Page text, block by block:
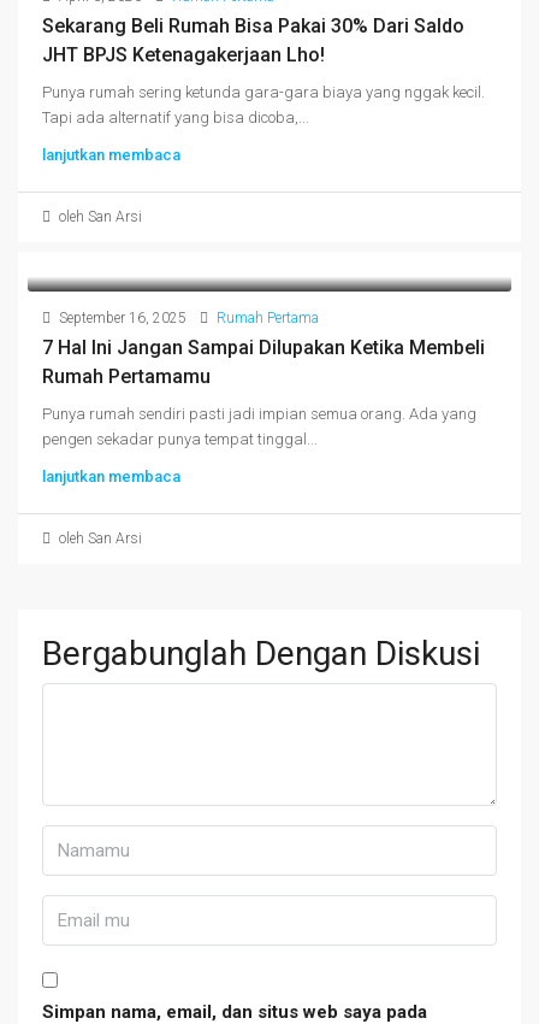
Sekarang Beli Rumah Bisa Pakai 30% Dari Saldo
JHT BPJS Ketenagakerjaan Lho!
Punya rumah sering ketunda gara-gara biaya yang nggak kecil.
Tapi ada alternatif yang bisa dicoba,...
lanjutkan membaca
oleh San Arsi
September 16, 2025 Rumah Pertama
7 Hal Ini Jangan Sampai Dilupakan Ketika Membeli
Rumah Pertamamu
Punya rumah sendiri pasti jadi impian semua orang. Ada yang
pengen sekadar punya tempat tinggal...
lanjutkan membaca
oleh San Arsi
Bergabunglah Dengan Diskusi
Simpan nama, email, dan situs web saya pada